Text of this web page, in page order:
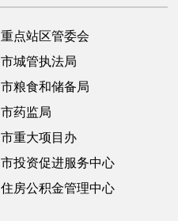
重点站区管委会
市城管执法局
市粮食和储备局
市药监局
市重大项目办
市投资促进服务中心
住房公积金管理中心